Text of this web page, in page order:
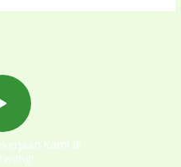
Kami di